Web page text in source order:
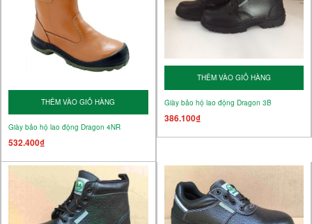
THÊM VÀO GIỎ HÀNG
Giày bảo hộ lao động Dragon 4NR
532.400₫
THÊM VÀO GIỎ HÀNG
Giày bảo hộ lao động Dragon 3B
386.100₫